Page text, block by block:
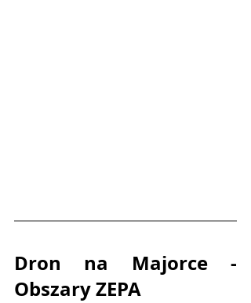
Dron na Majorce -
Obszary ZEPA